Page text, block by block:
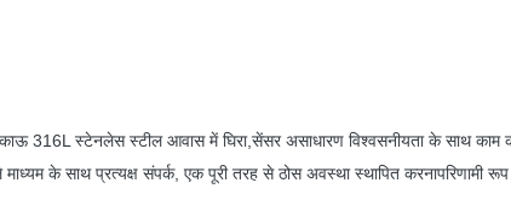
316L स्टेनलेस स्टील आवास में घिरा,सेंसर असाधारण विश्वसनीयता के साथ काम
माध्यम के साथ प्रत्यक्ष संपर्क, एक पूरी तरह से ठोस अवस्था स्थापित करनापरिणामी